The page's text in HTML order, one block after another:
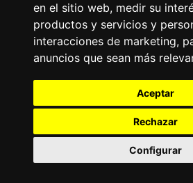
en el sitio web, medir su
productos y servicios y
interacciones de marketing,
anuncios que sean más
Aceptar
Rechazar
Configurar